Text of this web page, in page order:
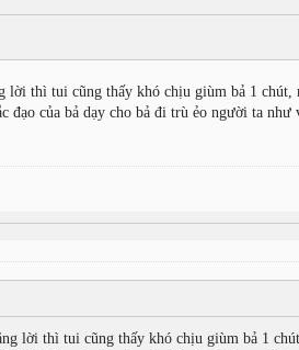
lời thì tui cũng thấy khó chịu giùm bả 1
đạo của bả dạy cho bả đi trù ẻo người ta
lời thì tui cũng thấy khó chịu giùm bả 1